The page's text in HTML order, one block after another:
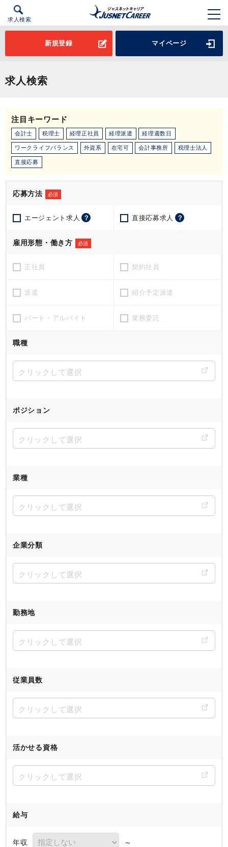
求人検索
新規登録 マイページ
求人検索
注目キーワード
会計士 税理士 経理正社員 経理派遣 経理週数日
ワークライフバランス 外資系 在宅可 会計事務所 税理士法人
直接応募
応募方法 必須
エージェント求人 ？ 直接応募求人 ？
雇用形態・働き方 必須
正社員 契約社員
派遣 紹介予定派遣
パート・アルバイト 業務委託
職種
ポジション
業種
企業分類
勤務地
従業員数
活かせる資格
給与
年収 ～